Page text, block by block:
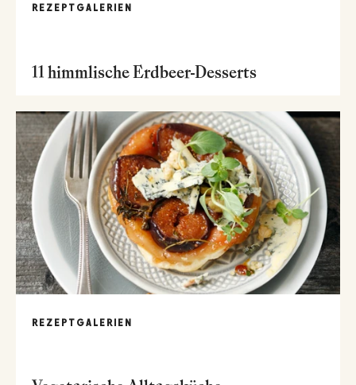
REZEPTGALERIEN
11 himmlische Erdbeer-Desserts
REZEPTGALERIEN